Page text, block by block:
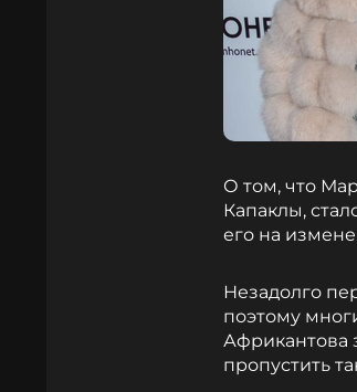
О том, что
Капаклы,
его на
Незадолго
поэтому
Африкантова
пропустить